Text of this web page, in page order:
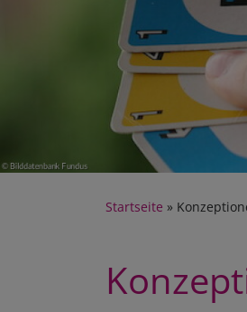
Startseite